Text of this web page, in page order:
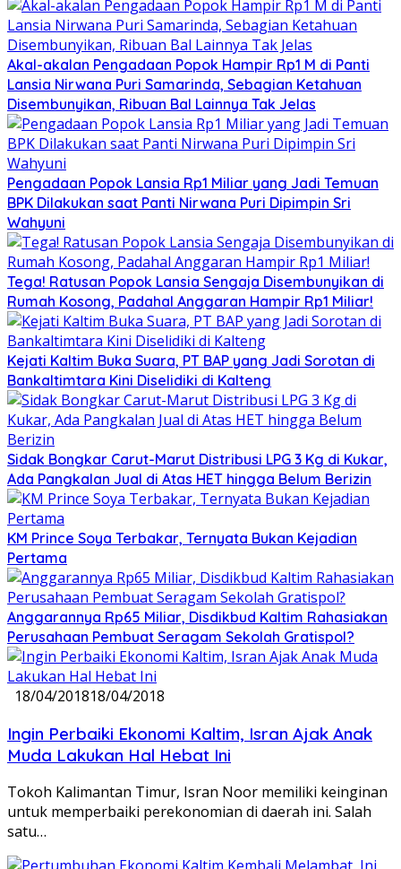
Akal-akalan Pengadaan Popok Hampir Rp1 M di Panti
Lansia Nirwana Puri Samarinda, Sebagian Ketahuan
Disembunyikan, Ribuan Bal Lainnya Tak Jelas
Pengadaan Popok Lansia Rp1 Miliar yang Jadi Temuan
BPK Dilakukan saat Panti Nirwana Puri Dipimpin Sri
Wahyuni
Tega! Ratusan Popok Lansia Sengaja Disembunyikan di
Rumah Kosong, Padahal Anggaran Hampir Rp1 Miliar!
Kejati Kaltim Buka Suara, PT BAP yang Jadi Sorotan di
Bankaltimtara Kini Diselidiki di Kalteng
Sidak Bongkar Carut-Marut Distribusi LPG 3 Kg di Kukar,
Ada Pangkalan Jual di Atas HET hingga Belum Berizin
KM Prince Soya Terbakar, Ternyata Bukan Kejadian
Pertama
Anggarannya Rp65 Miliar, Disdikbud Kaltim Rahasiakan
Perusahaan Pembuat Seragam Sekolah Gratispol?
18/04/201818/04/2018
Ingin Perbaiki Ekonomi Kaltim, Isran Ajak Anak
Muda Lakukan Hal Hebat Ini
Tokoh Kalimantan Timur, Isran Noor memiliki keinginan
untuk memperbaiki perekonomian di daerah ini. Salah
satu…